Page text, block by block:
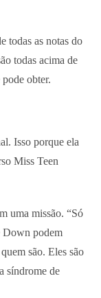
todas as notas do
todas acima de
obter.
Isso porque ela
Miss Teen
uma missão. “Só
Down podem
são. Eles são
síndrome de